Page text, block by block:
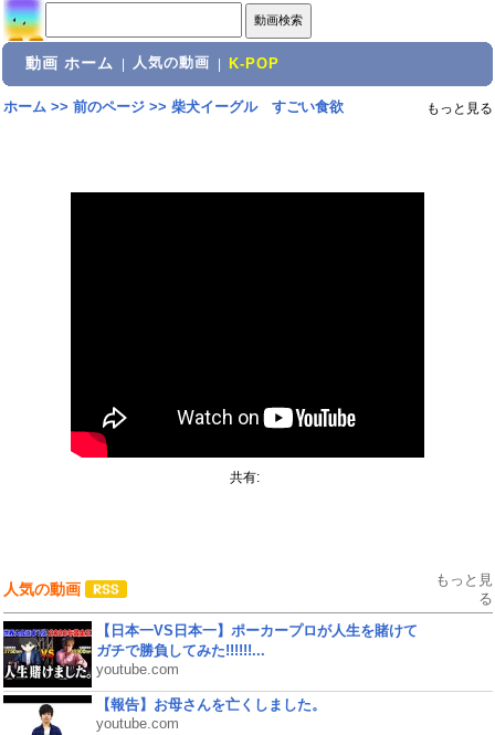
動画 ホーム 人気の動画 K-POP
ホーム>> 前のページ>> 柴犬イーグル すごい食欲 もっと見る
共有:
人気の動画
もっと見
る
【日本一VS日本一】ポーカープロが人生を賭けて
ガチで勝負してみた!!!!!!...
youtube.com
【報告】お母さんを亡くしました。
youtube.com